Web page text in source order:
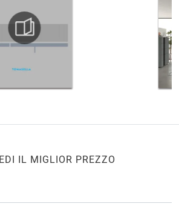
IL MIGLIOR PREZZO